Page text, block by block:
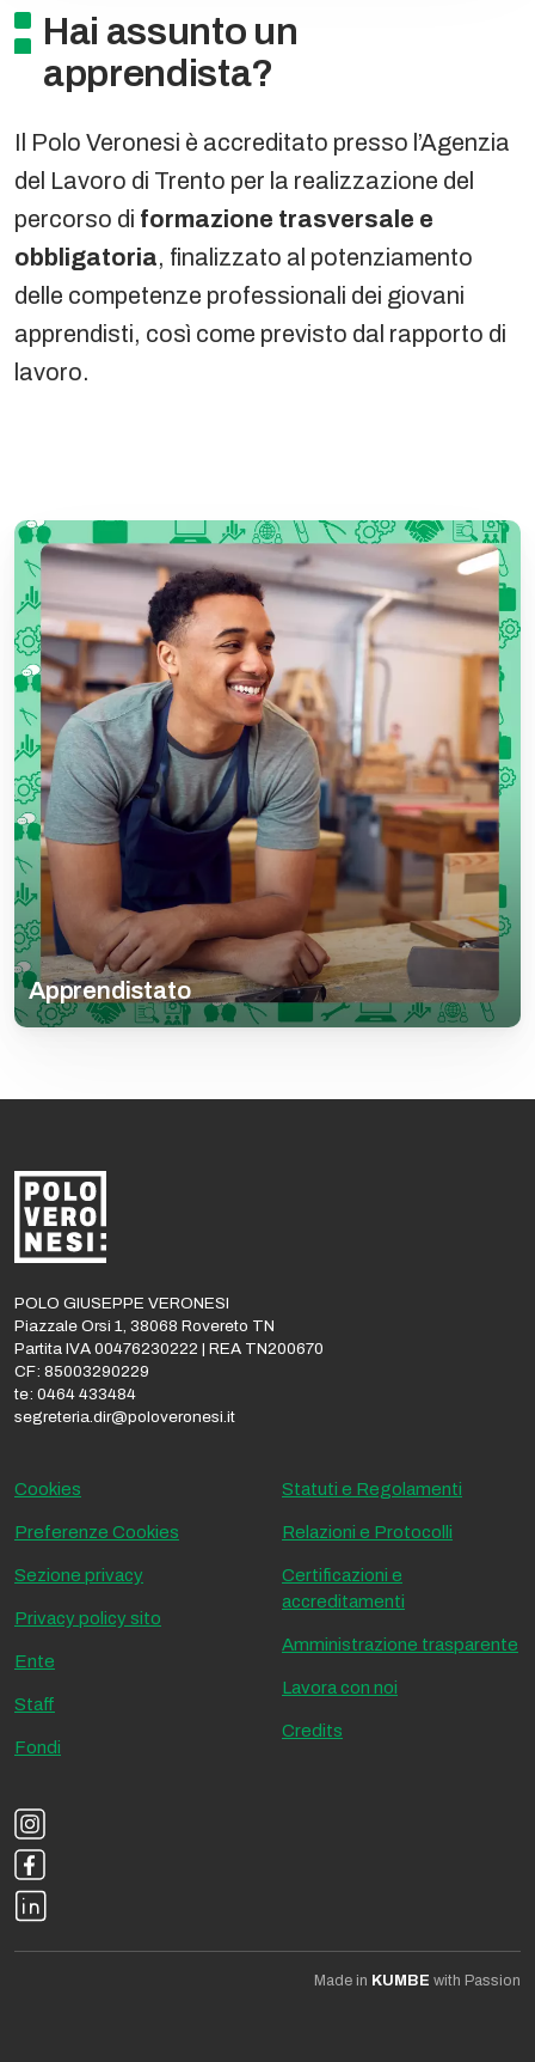
Hai assunto un
apprendista?
Il Polo Veronesi è accreditato presso l’Agenzia
del Lavoro di Trento per la realizzazione del
percorso di formazione trasversale e
obbligatoria, finalizzato al potenziamento
delle competenze professionali dei giovani
apprendisti, così come previsto dal rapporto di
lavoro.
Apprendistato
POLO GIUSEPPE VERONESI
Piazzale Orsi 1, 38068 Rovereto TN
Partita IVA 00476230222 | REA TN200670
CF: 85003290229
te: 0464 433484
segreteria.dir@poloveronesi.it
Cookies
Preferenze Cookies
Sezione privacy
Privacy policy sito
Ente
Staff
Fondi
Statuti e Regolamenti
Relazioni e Protocolli
Certificazioni e
accreditamenti
Amministrazione trasparente
Lavora con noi
Credits
Made in KUMBE with Passion